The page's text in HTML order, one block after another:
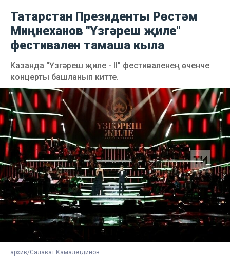
Татарстан Президенты Рөстәм
Миңнеханов "Үзгәреш җиле"
фестивален тамаша кыла
Казанда “Үзгәреш җиле - II” фестиваленең өченче
концерты башланып китте.
архив/Салават Камалетдинов